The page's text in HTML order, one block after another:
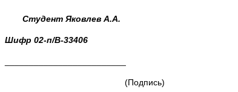
Яковлев А.А.
33406
(Подпись)